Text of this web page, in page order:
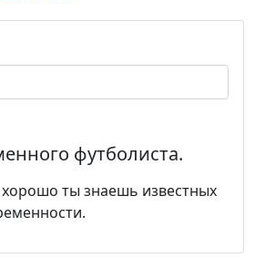
футболиста.
хорошо ты знаешь известных